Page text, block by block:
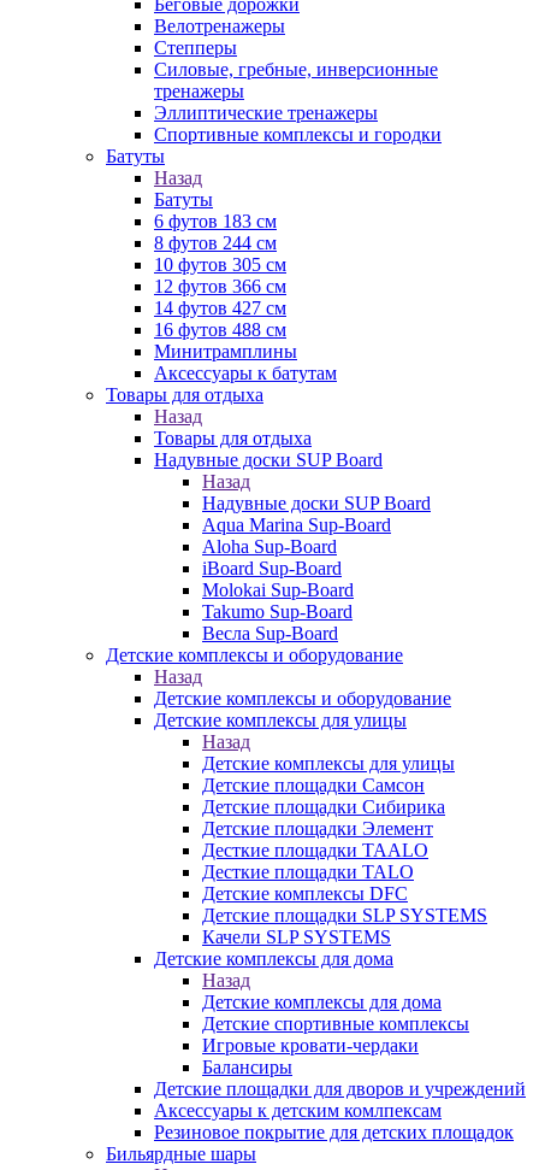
Беговые дорожки
Велотренажеры
Степперы
Силовые, гребные, инверсионные
тренажеры
Эллиптические тренажеры
Спортивные комплексы и городки
Батуты
Назад
Батуты
6 футов 183 см
8 футов 244 см
10 футов 305 см
12 футов 366 см
14 футов 427 см
16 футов 488 см
Минитрамплины
Аксессуары к батутам
Товары для отдыха
Назад
Товары для отдыха
Надувные доски SUP Board
Назад
Надувные доски SUP Board
Aqua Marina Sup-Board
Aloha Sup-Board
iBoard Sup-Board
Molokai Sup-Board
Takumo Sup-Board
Весла Sup-Board
Детские комплексы и оборудование
Назад
Детские комплексы и оборудование
Детские комплексы для улицы
Назад
Детские комплексы для улицы
Детские площадки Самсон
Детские площадки Сибирика
Детские площадки Элемент
Десткие площадки TAALO
Десткие площадки TALO
Детские комплексы DFC
Детские площадки SLP SYSTEMS
Качели SLP SYSTEMS
Детские комплексы для дома
Назад
Детские комплексы для дома
Детские спортивные комплексы
Игровые кровати-чердаки
Балансиры
Детские площадки для дворов и учреждений
Аксессуары к детским комлпексам
Резиновое покрытие для детских площадок
Бильярдные шары